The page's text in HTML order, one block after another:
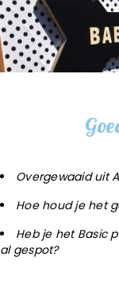
Overgewaaid uit
Hoe houd je het
Heb je het Basic
al gespot?